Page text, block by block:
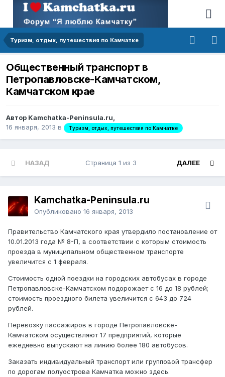
Туризм, отдых, путешествия по Камчатке
Общественный транспорт в
Петропавловске-Камчатском,
Камчатском крае
Автор Kamchatka-Peninsula.ru,
16 января, 2013 в Туризм, отдых, путешествия по Камчатке
НАЗАД ДАЛЕЕ
Страница 1 из 3
Kamchatka-Peninsula.ru
Опубликовано 16 января, 2013
Правительство Камчатского края утвердило постановление от
10.01.2013 года № 8-П, в соответствии с которым стоимость
проезда в муниципальном общественном транспорте
увеличится с 1 февраля.
Стоимость одной поездки на городских автобусах в городе
Петропавловске-Камчатском подорожает с 16 до 18 рублей;
стоимость проездного билета увеличится с 643 до 724
рублей.
Перевозку пассажиров в городе Петропавловске-
Камчатском осуществляют 17 предприятий, которые
ежедневно выпускают на линию более 180 автобусов.
Заказать индивидуальный транспорт или групповой трансфер
по дорогам полуострова Камчатка можно здесь.